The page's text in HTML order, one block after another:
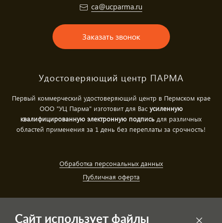
ca@ucparma.ru
Заказать звонок
Удостоверяющий центр ПАРМА
Первый коммерческий удостоверяющий центр в Пермском крае
ООО "УЦ Парма" изготовит для Вас усиленную
квалифицированную электронную подпись для различных
областей применения за 1 день без переплаты за срочность!
Обработка персональных данных
Публичная оферта
Сайт использует файлы